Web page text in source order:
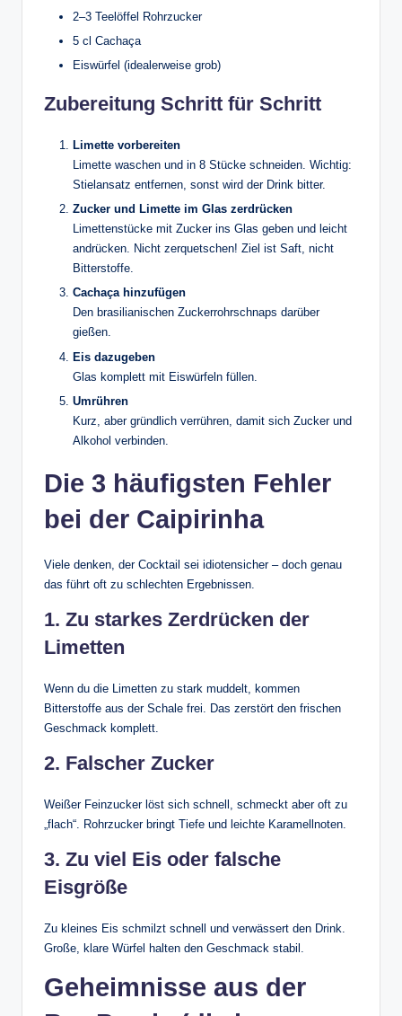
2–3 Teelöffel Rohrzucker
5 cl Cachaça
Eiswürfel (idealerweise grob)
Zubereitung Schritt für Schritt
Limette vorbereiten
Limette waschen und in 8 Stücke schneiden. Wichtig:
Stielansatz entfernen, sonst wird der Drink bitter.
Zucker und Limette im Glas zerdrücken
Limettenstücke mit Zucker ins Glas geben und leicht
andrücken. Nicht zerquetschen! Ziel ist Saft, nicht
Bitterstoffe.
Cachaça hinzufügen
Den brasilianischen Zuckerrohrschnaps darüber
gießen.
Eis dazugeben
Glas komplett mit Eiswürfeln füllen.
Umrühren
Kurz, aber gründlich verrühren, damit sich Zucker und
Alkohol verbinden.
Die 3 häufigsten Fehler
bei der Caipirinha
Viele denken, der Cocktail sei idiotensicher – doch genau
das führt oft zu schlechten Ergebnissen.
1. Zu starkes Zerdrücken der
Limetten
Wenn du die Limetten zu stark muddelt, kommen
Bitterstoffe aus der Schale frei. Das zerstört den frischen
Geschmack komplett.
2. Falscher Zucker
Weißer Feinzucker löst sich schnell, schmeckt aber oft zu
„flach“. Rohrzucker bringt Tiefe und leichte Karamellnoten.
3. Zu viel Eis oder falsche
Eisgröße
Zu kleines Eis schmilzt schnell und verwässert den Drink.
Große, klare Würfel halten den Geschmack stabil.
Geheimnisse aus der